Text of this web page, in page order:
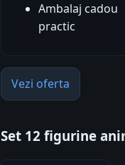
Ambalaj cadou
practic
Vezi oferta
Set 12 figurine